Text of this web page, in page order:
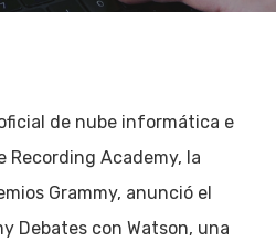
de nube informática e
Academy, la
Grammy, anunció el
Debates con Watson, una